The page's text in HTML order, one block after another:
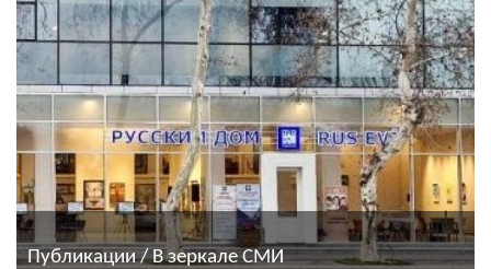
Публикации / В зеркале СМИ